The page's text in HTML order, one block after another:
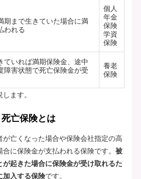
期まで生きていた場合に満
われる
個人
年金
保険
学資
保険
ていれば満期保険金、途中
障害状態で死亡保険金が受
養老
保険
ます。
死亡保険とは
亡くなった場合や保険会社指定の高
に保険金が支払われる保険です。 被
起きた場合に保険金が受け取れるた
加入する保険です。